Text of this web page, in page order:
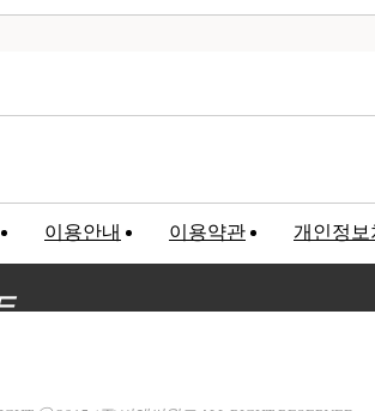
이용안내 이용약관 개인정보